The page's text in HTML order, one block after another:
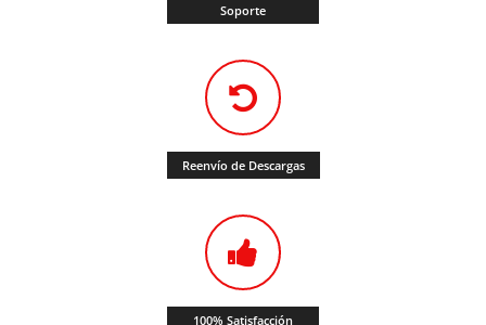
Soporte
Reenvío de Descargas
100% Satisfacción